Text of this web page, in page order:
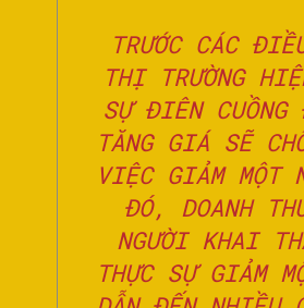
TRƯỚC CÁC
THỊ TRƯỜNG
SỰ ĐIÊN CUỒNG
TĂNG GIÁ SẼ
VIỆC GIẢM MỘT
ĐÓ, DOANH
NGƯỜI KHAI
THỰC SỰ GIẢM